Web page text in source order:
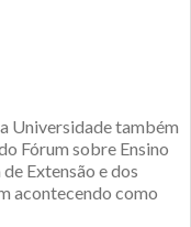
Universidade também
Fórum sobre Ensino
Extensão e dos
acontecendo como